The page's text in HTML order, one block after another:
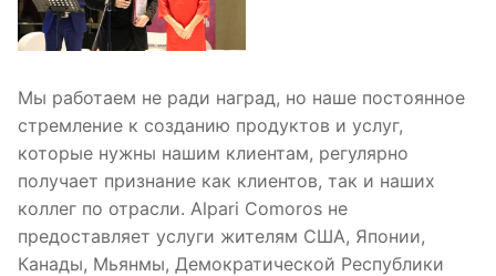
Мы работаем не ради наград, но наше постоянное
стремление к созданию продуктов и услуг,
которые нужны нашим клиентам, регулярно
получает признание как клиентов, так и наших
коллег по отрасли. Alpari Comoros не
предоставляет услуги жителям США, Японии,
Канады, Мьянмы, Демократической Республики